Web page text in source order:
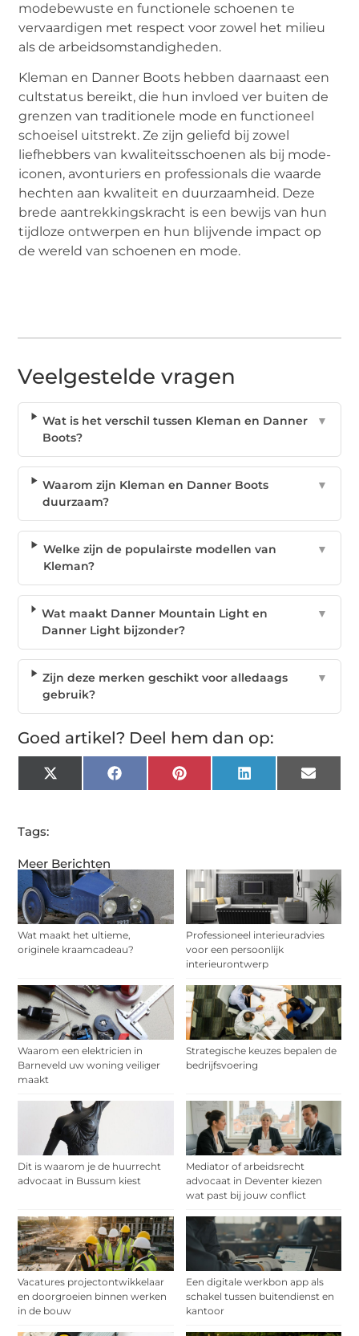
Meer Berichten
Wat maakt het ultieme,
originele kraamcadeau?
Professioneel interieuradvies
voor een persoonlijk
interieurontwerp
Waarom een elektricien in
Barneveld uw woning veiliger
maakt
Strategische keuzes bepalen de
bedrijfsvoering
Dit is waarom je de huurrecht
advocaat in Bussum kiest
Mediator of arbeidsrecht
advocaat in Deventer kiezen
wat past bij jouw conflict
Vacatures projectontwikkelaar
en doorgroeien binnen werken
in de bouw
Een digitale werkbon app als
schakel tussen buitendienst en
kantoor
modebewuste en functionele schoenen te
vervaardigen met respect voor zowel het milieu
als de arbeidsomstandigheden.
Kleman en Danner Boots hebben daarnaast een
cultstatus bereikt, die hun invloed ver buiten de
grenzen van traditionele mode en functioneel
schoeisel uitstrekt. Ze zijn geliefd bij zowel
liefhebbers van kwaliteitsschoenen als bij mode-
iconen, avonturiers en professionals die waarde
hechten aan kwaliteit en duurzaamheid. Deze
brede aantrekkingskracht is een bewijs van hun
tijdloze ontwerpen en hun blijvende impact op
de wereld van schoenen en mode.
Veelgestelde vragen
Wat is het verschil tussen Kleman en Danner
Boots?
▼
Waarom zijn Kleman en Danner Boots
duurzaam?
▼
Welke zijn de populairste modellen van
Kleman?
▼
Wat maakt Danner Mountain Light en
Danner Light bijzonder?
▼
Zijn deze merken geschikt voor alledaags
gebruik?
▼
Goed artikel? Deel hem dan op:
X
(Twitter)
Facebook Pinterest LinkedIn Email
Tags: